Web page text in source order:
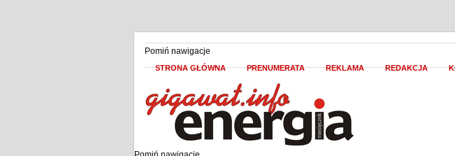
Pomiń nawigacje
STRONA GŁÓWNA PRENUMERATA REKLAMA REDAKCJA